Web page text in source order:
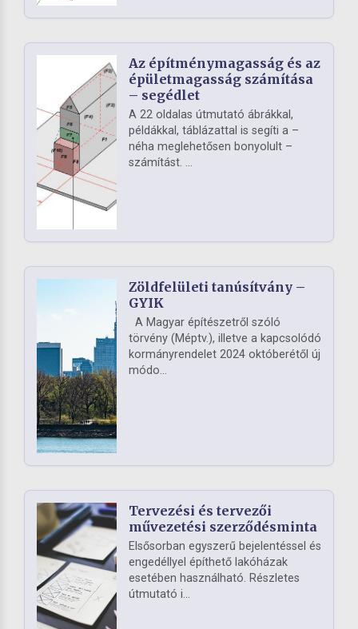
Az építménymagasság és az
épületmagasság számítása
– segédlet
A 22 oldalas útmutató ábrákkal,
példákkal, táblázattal is segíti a –
néha meglehetősen bonyolult –
számítást. ...
Zöldfelületi tanúsítvány –
GYIK
A Magyar építészetről szóló
törvény (Méptv.), illetve a kapcsolódó
kormányrendelet 2024 októberétől új
módo...
Tervezési és tervezői
művezetési szerződésminta
Elsősorban egyszerű bejelentéssel és
engedéllyel építhető lakóházak
esetében használható. Részletes
útmutató i...